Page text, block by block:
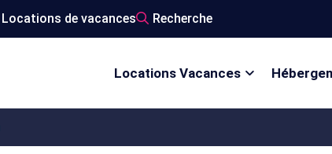
Locations de vacances Recherche
Locations Vacances